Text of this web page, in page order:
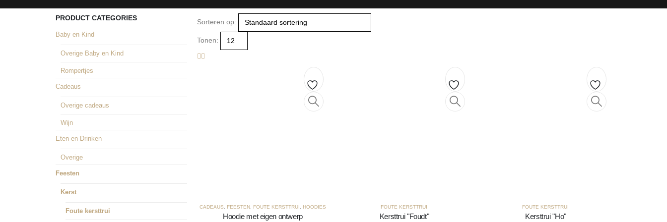
Sorteren op:
Tonen:
Toevoegen
CADEAUS FEESTEN, FOUTE KERSTTRUI HOODIES
Hoodie met eigen ontwerp
Toevoegen
FOUTE KERSTTRUI
Kersttrui "Foudt"
Toevoegen
FOUTE KERSTTRUI
Kersttrui "Ho"
PRODUCT CATEGORIES
Baby en Kind
Overige Baby en Kind
Rompertjes
Cadeaus
Overige cadeaus
Wijn
Eten en Drinken
Overige
Feesten
Kerst
Foute kersttrui